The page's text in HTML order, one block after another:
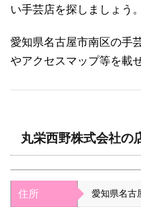
い手芸店を探しましょう。
愛知県名古屋市南区の手
やアクセスマップ等を載
丸栄西野株式会社の
住所 愛知県名古